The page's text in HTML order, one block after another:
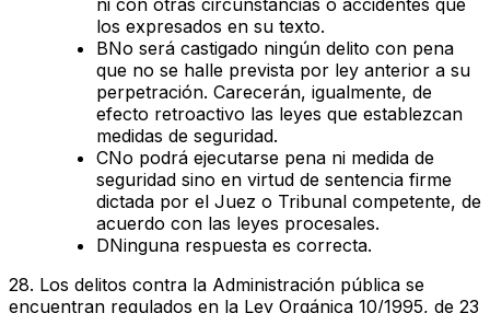
los expresados en su texto.
BNo será castigado ningún delito con pena
que no se halle prevista por ley anterior a su
perpetración. Carecerán, igualmente, de
efecto retroactivo las leyes que establezcan
medidas de seguridad.
CNo podrá ejecutarse pena ni medida de
seguridad sino en virtud de sentencia firme
dictada por el Juez o Tribunal competente, de
acuerdo con las leyes procesales.
DNinguna respuesta es correcta.
28. Los delitos contra la Administración pública se
encuentran regulados en la Ley Orgánica 10/1995, de 23